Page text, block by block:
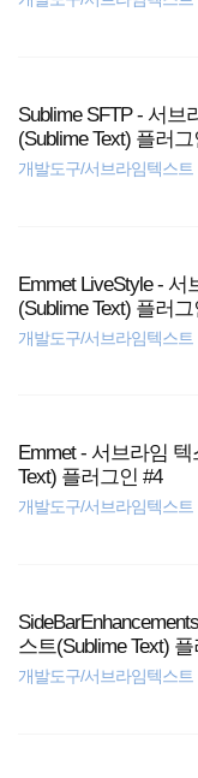
Sublime SFTP - 서브
(Sublime Text) 플러
개발도구/서브라임텍스트
Emmet LiveStyle - 서
(Sublime Text) 플러
개발도구/서브라임텍스트
Emmet - 서브라임 텍
Text) 플러그인 #4
개발도구/서브라임텍스트
스트(Sublime Text)
개발도구/서브라임텍스트